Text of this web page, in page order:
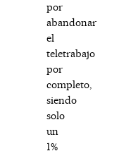
por
abandonar
el
teletrabajo
por
completo,
siendo
solo
un
1%